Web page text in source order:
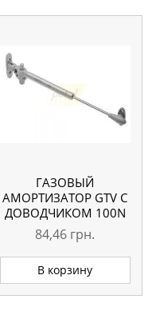
ГАЗОВЫЙ
АМОРТИЗАТОР GTV С
ДОВОДЧИКОМ 100N
84,46 грн.
В корзину